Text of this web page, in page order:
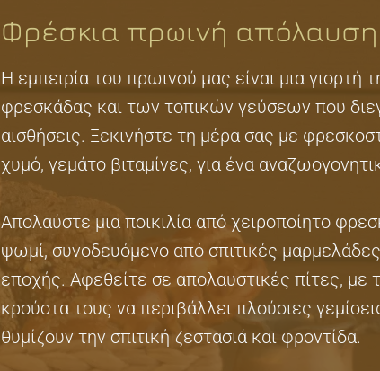
Φρέσκια πρωινή απόλαυση
Η εμπειρία του πρωινού μας είναι μια γιορτή
φρεσκάδας και των τοπικών γεύσεων που
αισθήσεις. Ξεκινήστε τη μέρα σας με
χυμό, γεμάτο βιταμίνες, για ένα
Απολαύστε μια ποικιλία από χειροποίητο
ψωμί, συνοδευόμενο από σπιτικές
εποχής. Αφεθείτε σε απολαυστικές πίτες, με
κρούστα τους να περιβάλλει πλούσιες
θυμίζουν την σπιτική ζεστασιά και φροντίδα.